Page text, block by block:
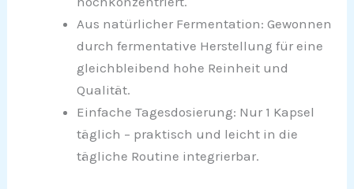
Aus natürlicher Fermentation: Gewonnen
durch fermentative Herstellung für eine
gleichbleibend hohe Reinheit und
Qualität.
Einfache Tagesdosierung: Nur 1 Kapsel
täglich – praktisch und leicht in die
tägliche Routine integrierbar.